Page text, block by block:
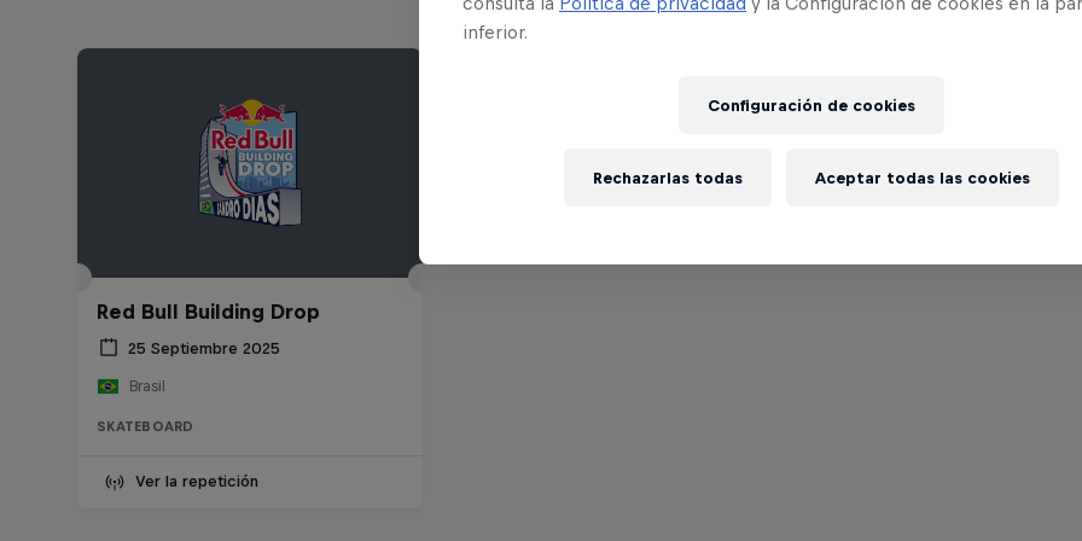
Red Bull Building Drop
25 Septiembre 2025
Brasil
SKATEBOARD
Ver la repetición
inferior.
Configuración de cookies
Rechazarlas todas Aceptar todas las cookies